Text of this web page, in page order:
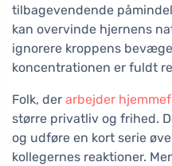
tilbagevendende
kan overvinde hjernens
ignorere kroppens
koncentrationen er fuldt
Folk, der arbejder
større privatliv og frihed.
og udføre en kort serie
kollegernes reaktioner.